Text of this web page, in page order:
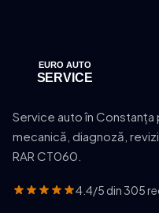
Service auto în Constanța
mecanică, diagnoză,
RAR CT060.
4.4/5 din 305